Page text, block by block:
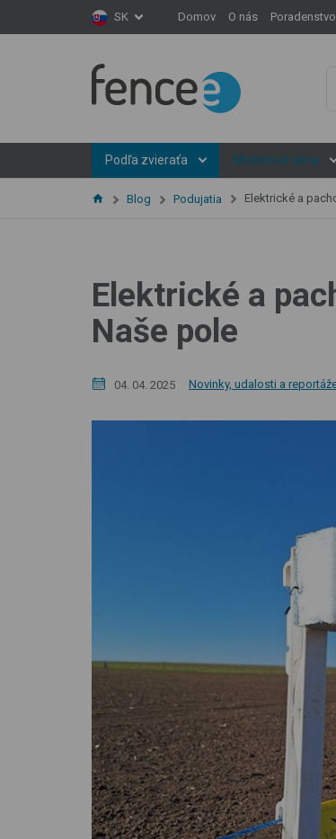
SK Domov O nás Poradenstvo
Podľa zvieraťa Modelová séria
Blog Podujatia Elektrické a pachové
Elektrické a
Naše pole
04. 04. 2025 Novinky, udalosti a